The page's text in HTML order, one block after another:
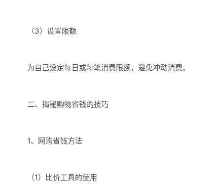
（3）设置限额
为自己设定每日或每笔消费限额，避免冲动消费。
二、揭秘购物省钱的技巧
1、网购省钱方法
（1）比价工具的使用